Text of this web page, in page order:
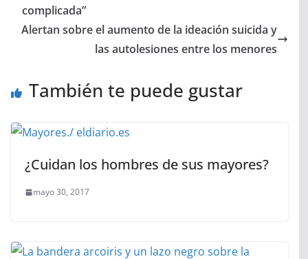
complicada”
Alertan sobre el aumento de la ideación suicida y
las autolesiones entre los menores
También te puede gustar
¿Cuidan los hombres de sus mayores?
mayo 30, 2017